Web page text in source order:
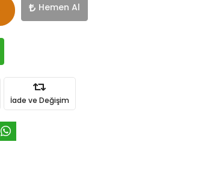
Hemen Al
İade ve Değişim